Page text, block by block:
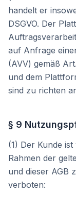
handelt er
DSGVO. Der
auf Anfrage
(AVV) gemäß
und dem
sind zu richten
§ 9
(1) Der Kunde
Rahmen der
und dieser AGB
verboten: